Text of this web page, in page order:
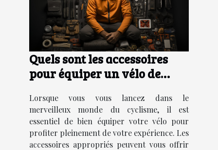
Quels sont les accessoires
pour équiper un vélo de
Lorsque vous vous lancez dans le
merveilleux monde du cyclisme, il est
essentiel de bien équiper votre vélo pour
profiter pleinement de votre expérience. Les
accessoires appropriés peuvent vous offrir